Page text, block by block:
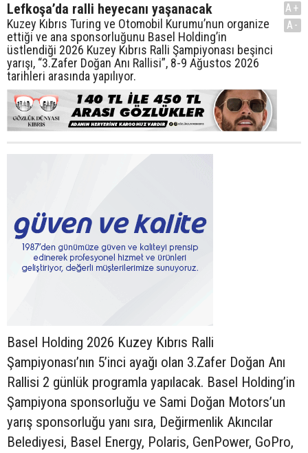
Lefkoşa’da ralli heyecanı yaşanacak
Kuzey Kıbrıs Turing ve Otomobil Kurumu’nun organize
ettiği ve ana sponsorluğunu Basel Holding’in
üstlendiği 2026 Kuzey Kıbrıs Ralli Şampiyonası beşinci
yarışı, “3.Zafer Doğan Anı Rallisi”, 8-9 Ağustos 2026
tarihleri arasında yapılıyor.
A+
A-
Basel Holding 2026 Kuzey Kıbrıs Ralli
Şampiyonası’nın 5’inci ayağı olan 3.Zafer Doğan Anı
Rallisi 2 günlük programla yapılacak. Basel Holding’in
Şampiyona sponsorluğu ve Sami Doğan Motors’un
yarış sponsorluğu yanı sıra, Değirmenlik Akıncılar
Belediyesi, Basel Energy, Polaris, GenPower, GoPro,